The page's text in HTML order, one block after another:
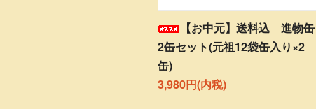
【お中元】送料込 進物缶
2缶セット(元祖12袋缶入り×2
缶)
3,980円(内税)